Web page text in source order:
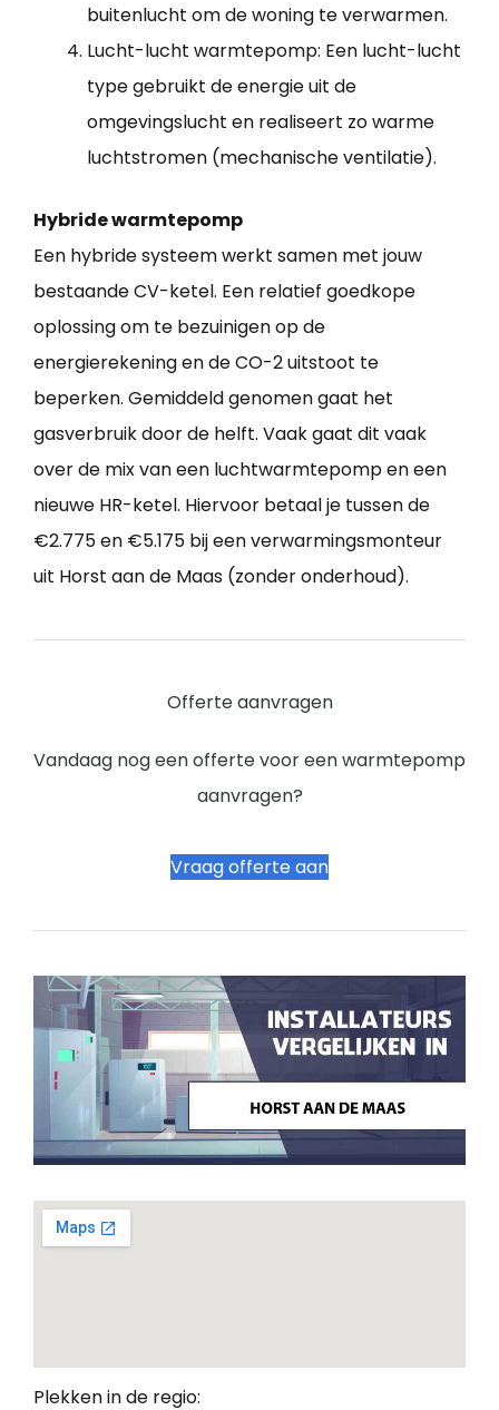
buitenlucht om de woning te verwarmen.
Lucht-lucht warmtepomp: Een lucht-lucht
type gebruikt de energie uit de
omgevingslucht en realiseert zo warme
luchtstromen (mechanische ventilatie).
Hybride warmtepomp
Een hybride systeem werkt samen met jouw
bestaande CV-ketel. Een relatief goedkope
oplossing om te bezuinigen op de
energierekening en de CO-2 uitstoot te
beperken. Gemiddeld genomen gaat het
gasverbruik door de helft. Vaak gaat dit vaak
over de mix van een luchtwarmtepomp en een
nieuwe HR-ketel. Hiervoor betaal je tussen de
€2.775 en €5.175 bij een verwarmingsmonteur
uit Horst aan de Maas (zonder onderhoud).
Offerte aanvragen
Vandaag nog een offerte voor een warmtepomp
aanvragen?
Vraag offerte aan
Plekken in de regio: